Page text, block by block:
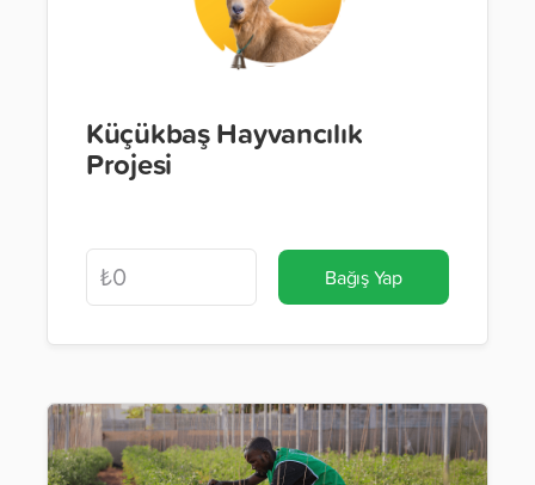
Küçükbaş Hayvancılık
Projesi
Bağış Yap